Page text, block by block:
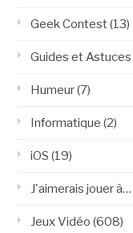
Geek Contest(13)
Guides et Astuces
Humeur(7)
Informatique (2)
iOS (19)
J'aimerais jouer à…
Jeux Vidéo (608)